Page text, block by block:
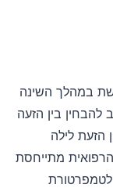
במהלך השינה
בין הזעה
הזעת לילה
מתייחסת